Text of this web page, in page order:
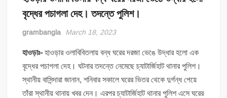
বৃদ্ধের পচাগলা দেহ। তদন্তে পুলিশ।
grambangla March 18, 2023
হাওড়াঃ-হাওড়ার ওলাবিবিতলায় বন্ধ ঘরের দরজা ভেঙে উদ্ধার হলো এক
বৃদ্ধের পচাগলা দেহ। ঘটনার তদন্তে নেমেছে চ্যাটার্জিহাট থানার পুলিশ।
স্থানীয় বাসিন্দারা জানান, শনিবার সকালে ঘরের ভিতর থেকে দুর্গন্ধ পেয়ে
তাঁরা স্থানীয় থানায় খবর দেন। এরপর চ্যাটার্জিহাট থানার পুলিশ এসে ঘরের